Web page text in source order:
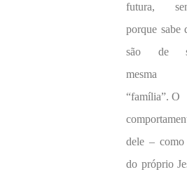
futura,
porque sabe
são de
mesma
“família”. O
dele –
do próprio